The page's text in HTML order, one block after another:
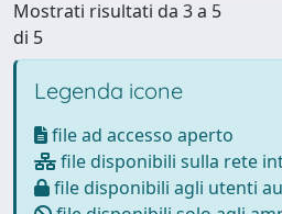
Mostrati risultati da 3 a 5
di 5
Legenda icone
file ad accesso aperto
file disponibili sulla rete
file disponibili agli utenti